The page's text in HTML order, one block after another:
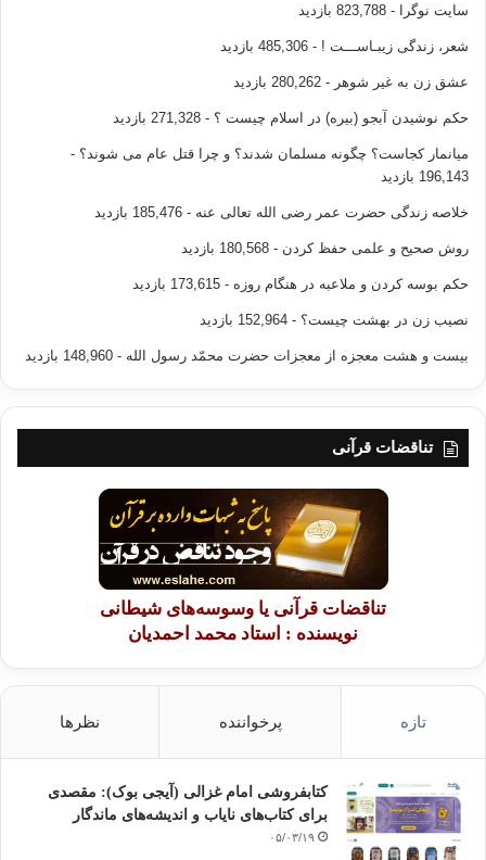
سایت نوگرا - 823,788 بازدید
شعر، زندگی زیبـاســـت ! - 485,306 بازدید
عشق زن به غیر شوهر - 280,262 بازدید
حکم نوشیدن آبجو (بیره) در اسلام چیست ؟ - 271,328 بازدید
میانمار کجاست؟ چگونه مسلمان شدند؟ و چرا قتل عام می شوند؟ -
196,143 بازدید
خلاصه زندگی حضرت عمر رضی الله تعالی عنه - 185,476 بازدید
روش صحیح و علمی حفظ کردن - 180,568 بازدید
حکم بوسه کردن و ملاعبه در هنگام روزه - 173,615 بازدید
نصیب زن در بهشت چیست؟ - 152,964 بازدید
بیست و هشت معجزه از معجزات حضرت محمّد رسول الله - 148,960 بازدید
تناقضات قرآنی
تناقضات قرآنی یا وسوسه‌های شیطانی
نویسنده : استاد محمد احمدیان
تازه پرخواننده نظرها
کتابفروشی امام غزالی (آیجی بوک): مقصدی
برای کتاب‌های نایاب و اندیشه‌های ماندگار
۰۵/۰۳/۱۹